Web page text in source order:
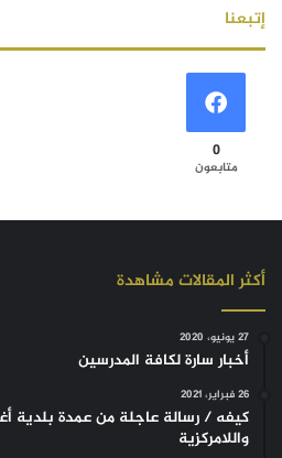
إتبعنا
0
متابعون
أكثر المقالات مشاهدة
27 يونيو، 2020
أخبار سارة لكافة المدرسين
26 فبراير، 2021
كيفه / رسالة عاجلة من عمدة بلدية
واللامركزية